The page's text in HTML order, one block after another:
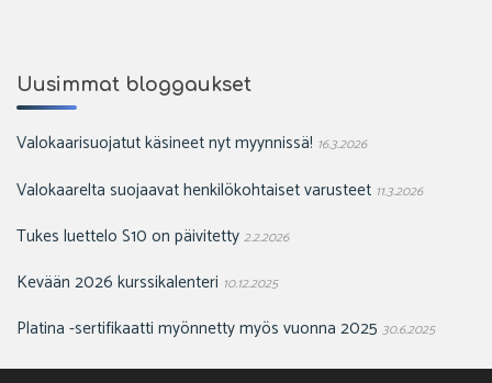
Uusimmat bloggaukset
Valokaarisuojatut käsineet nyt myynnissä! 16.3.2026
Valokaarelta suojaavat henkilökohtaiset varusteet 11.3.2026
Tukes luettelo S10 on päivitetty 2.2.2026
Kevään 2026 kurssikalenteri 10.12.2025
Platina -sertifikaatti myönnetty myös vuonna 2025 30.6.2025